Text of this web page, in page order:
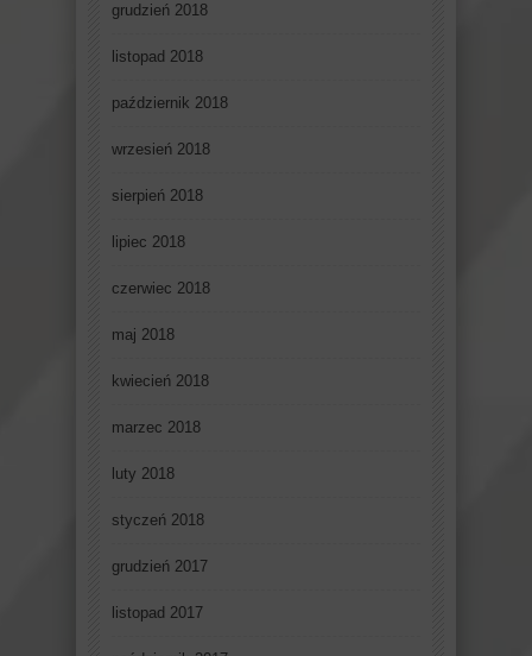
grudzień 2018
listopad 2018
październik 2018
wrzesień 2018
sierpień 2018
lipiec 2018
czerwiec 2018
maj 2018
kwiecień 2018
marzec 2018
luty 2018
styczeń 2018
grudzień 2017
listopad 2017